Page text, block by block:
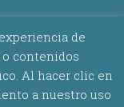
reservados.
de
contenidos
Al hacer clic en
a nuestro uso